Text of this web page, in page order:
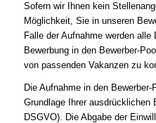
Sofern wir Ihnen kein
Möglichkeit, Sie in unseren
Falle der Aufnahme werden
Bewerbung in den Bewerber-
von passenden Vakanzen zu
Die Aufnahme in den
Grundlage Ihrer
DSGVO). Die Abgabe der